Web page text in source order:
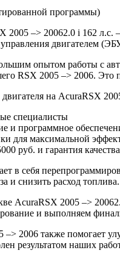
программы)
–> 20062.0 i 162 л.с.
двигателем
опытом работы с
RSX 2005 –> 2006. Это
на AcuraRSX
специалисты
и программное
для максимальной
руб. и гарантия качества
в себя
и снизить расход
AcuraRSX 2005 –>
и выполняем
2006 также помогает
результатом наших